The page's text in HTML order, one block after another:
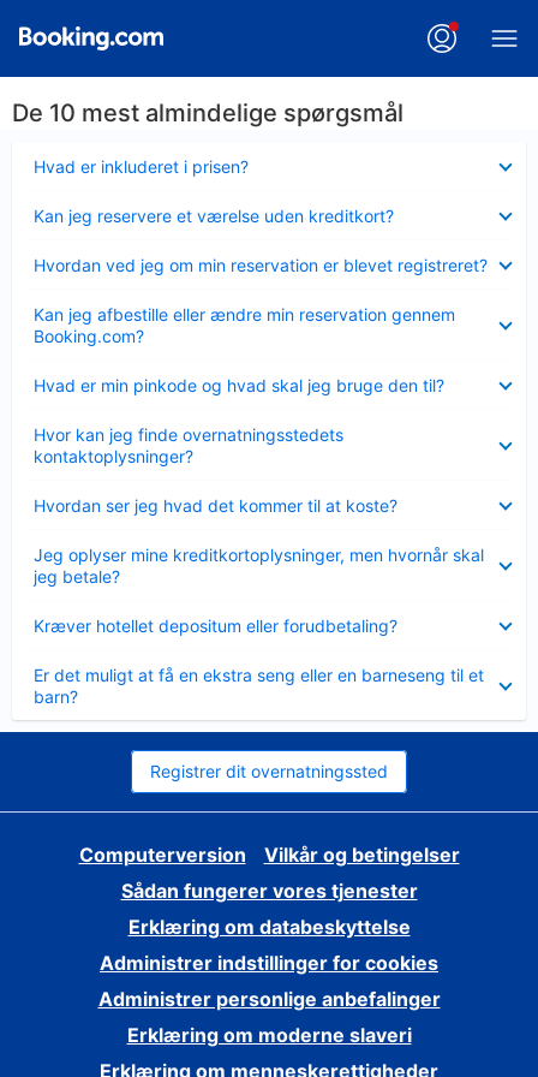
De 10 mest almindelige spørgsmål
Hvad er inkluderet i prisen?
Kan jeg reservere et værelse uden kreditkort?
Hvordan ved jeg om min reservation er blevet registreret?
Kan jeg afbestille eller ændre min reservation gennem
Booking.com?
Hvad er min pinkode og hvad skal jeg bruge den til?
Hvor kan jeg finde overnatningsstedets
kontaktoplysninger?
Hvordan ser jeg hvad det kommer til at koste?
Jeg oplyser mine kreditkortoplysninger, men hvornår skal
jeg betale?
Kræver hotellet depositum eller forudbetaling?
Er det muligt at få en ekstra seng eller en barneseng til et
barn?
Registrer dit overnatningssted
Computerversion
Vilkår og betingelser
Sådan fungerer vores tjenester
Erklæring om databeskyttelse
Administrer indstillinger for cookies
Administrer personlige anbefalinger
Erklæring om moderne slaveri
Erklæring om menneskerettigheder